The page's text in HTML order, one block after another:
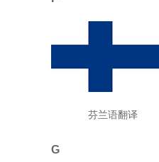
芬兰语翻
G